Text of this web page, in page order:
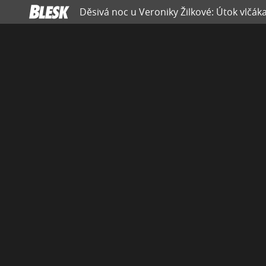
Děsivá noc u Veroniky Žilkové: Útok